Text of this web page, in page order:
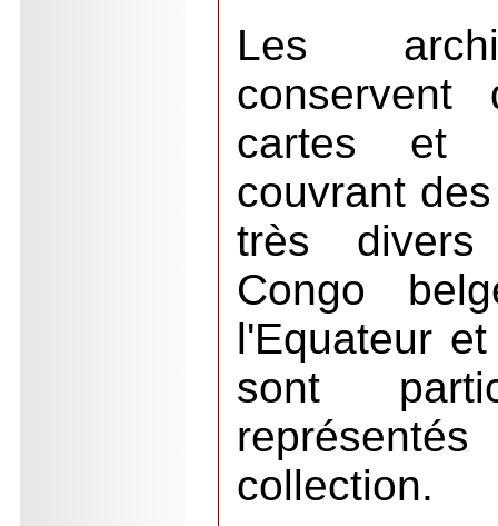
Les
conservent
cartes et
couvrant
très
Congo
l'Equateur
sont
collection.